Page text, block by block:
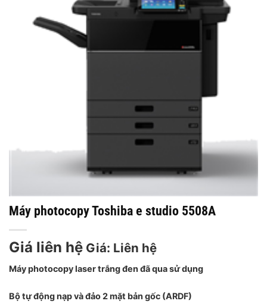
Máy photocopy Toshiba e studio 5508A
Giá liên hệ Giá: Liên hệ
Máy photocopy laser trắng đen đã qua sử dụng
Bộ tự động nạp và đảo 2 mặt bản gốc (ARDF)